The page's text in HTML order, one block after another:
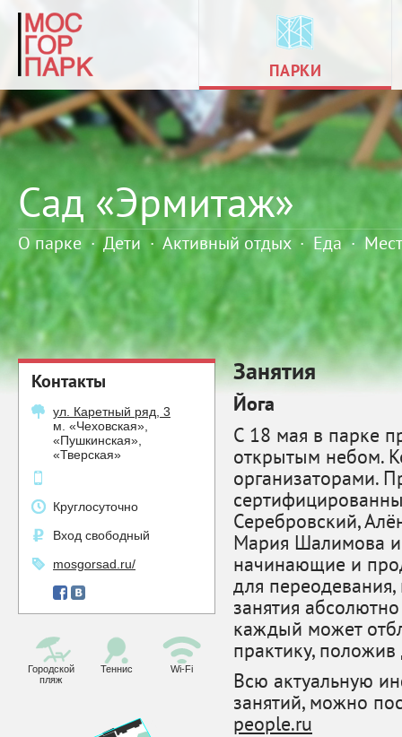
ПАРКИ
Сад «Эрмитаж»
О парке · Дети · Активный отдых · Еда ·
Контакты
ул. Каретный ряд, 3
м. «Чеховская»,
«Пушкинская»,
«Тверская»
Круглосуточно
Вход свободный
mosgorsad.ru/
Городской
пляж
Теннис Wi-Fi
Занятия
Йога
С 18 мая в парке
открытым небом.
организаторами.
Серебровский,
Мария Шалимова и
начинающие и
для
занятия
каждый может
практику,
Всю актуальную
занятий, можно
people.ru